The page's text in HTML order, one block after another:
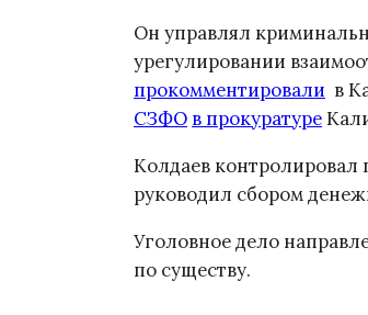
Он управлял
урегулировании
прокомментировали в
СЗФО в прокуратуре
Колдаев контролировал
руководил сбором
Уголовное дело
по существу.